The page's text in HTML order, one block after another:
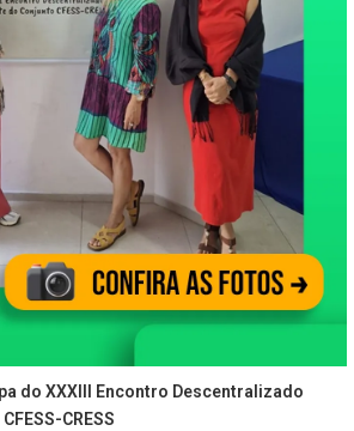
do XXXIII Encontro Descentralizado
CRESS